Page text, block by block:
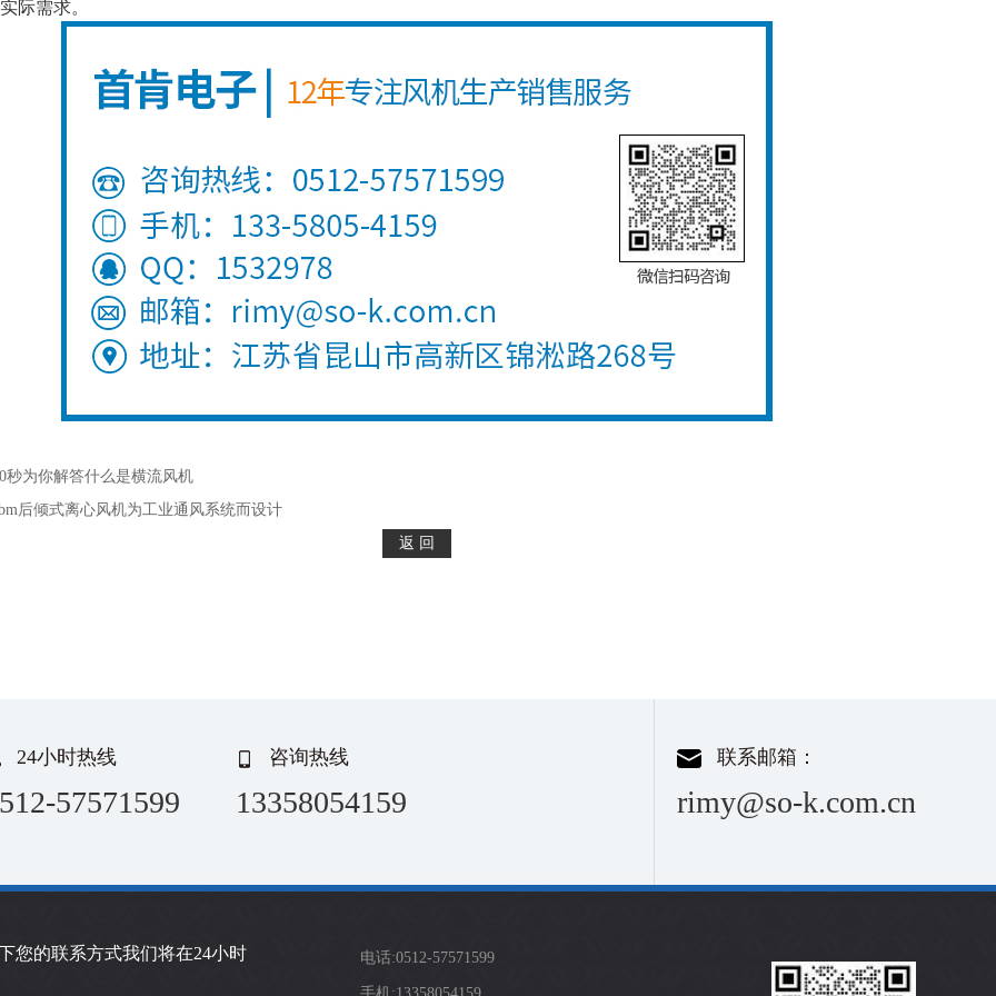
际需求。
秒为你解答什么是横流风机
后倾式离心风机为工业通风系统而设计
24小时热线
57571599
咨询热线
13358054159
联系邮箱：
rimy@so-k.com.cn
您的联系方式我们将在24小时
电话:0512-57571599